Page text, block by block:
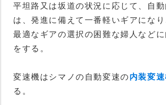
平坦路又は坂道の状況に応じて、自
は、発進に備えて一番軽いギアにな
最適なギアの選択の困難な婦人など
をする。
変速機はシマノの自動変速の内装変速
る。